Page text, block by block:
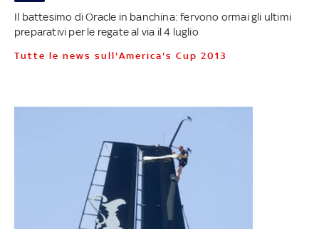
Il battesimo di Oracle in banchina: fervono ormai gli ultimi
preparativi per le regate al via il 4 luglio
Tutte le news sull'America's Cup 2013